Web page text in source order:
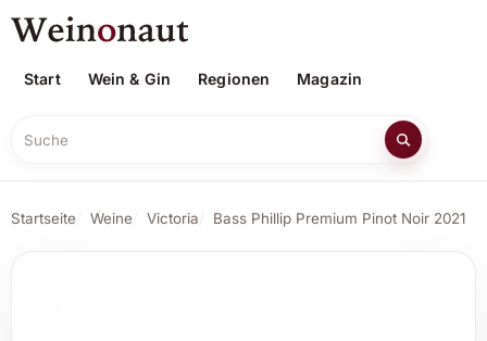
Start Wein & Gin Regionen Magazin
Suche
Startseite Weine Victoria Bass Phillip Premium Pinot Noir 2021